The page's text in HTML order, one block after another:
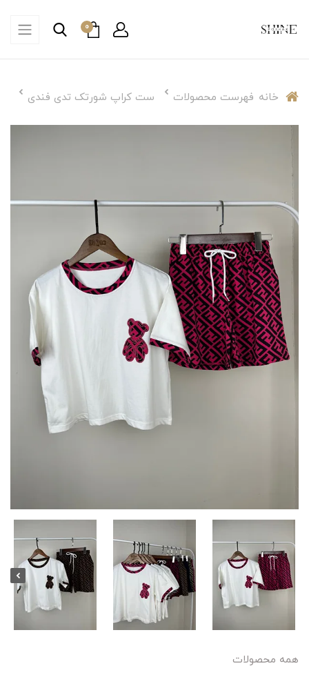
0
خانه فهرست محصولات ست کراپ شورتک تدی فندی
همه محصولات